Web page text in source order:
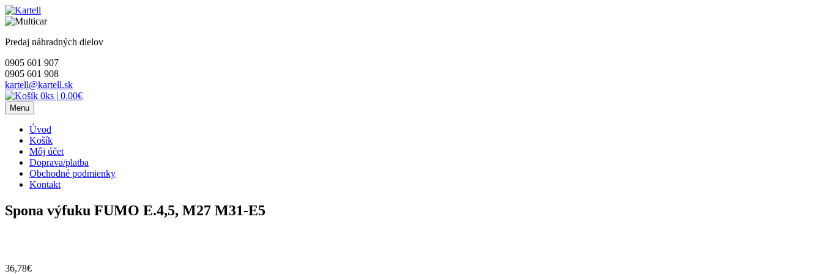
Skip
to
Predaj náhradných dielov
0905 601 907
0905 601 908
kartell@kartell.sk
0ks | 0.00€
Menu
Úvod
Košík
Môj účet
Doprava/platba
Obchodné podmienky
Kontakt
Spona výfuku FUMO E.4,5, M27 M31-E5
36,78€